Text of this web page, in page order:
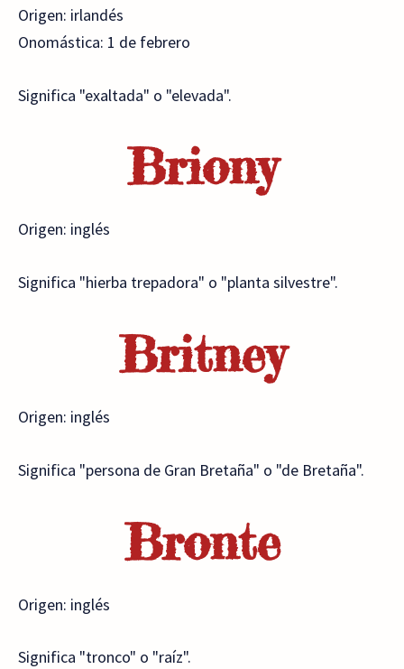
Origen: irlandés
Onomástica: 1 de febrero
Significa "exaltada" o "elevada".
Briony
Origen: inglés
Significa "hierba trepadora" o "planta silvestre".
Britney
Origen: inglés
Significa "persona de Gran Bretaña" o "de Bretaña".
Bronte
Origen: inglés
Significa "tronco" o "raíz".